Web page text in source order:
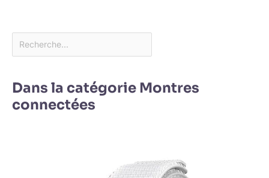
Dans la catégorie Montres
connectées